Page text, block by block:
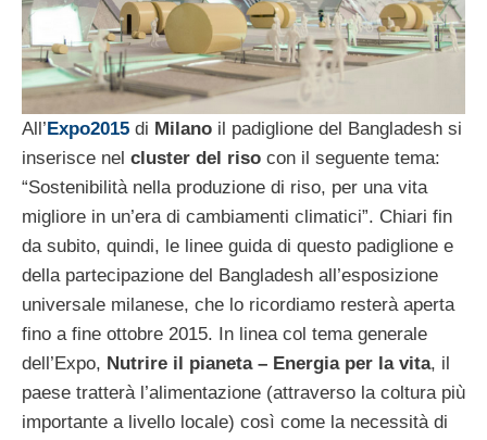
All’Expo2015 di Milano il padiglione del Bangladesh si
inserisce nel cluster del riso con il seguente tema:
“Sostenibilità nella produzione di riso, per una vita
migliore in un’era di cambiamenti climatici”. Chiari fin
da subito, quindi, le linee guida di questo padiglione e
della partecipazione del Bangladesh all’esposizione
universale milanese, che lo ricordiamo resterà aperta
fino a fine ottobre 2015. In linea col tema generale
dell’Expo, Nutrire il pianeta – Energia per la vita, il
paese tratterà l’alimentazione (attraverso la coltura più
importante a livello locale) così come la necessità di